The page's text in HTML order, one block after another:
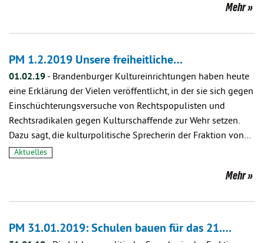
Mehr
PM 1.2.2019 Unsere freiheitliche…
01.02.19 - Brandenburger Kultureinrichtungen haben heute
eine Erklärung der Vielen veröffentlicht, in der sie sich gegen
Einschüchterungsversuche von Rechtspopulisten und
Rechtsradikalen gegen Kulturschaffende zur Wehr setzen.
Dazu sagt, die kulturpolitische Sprecherin der Fraktion von…
Aktuelles
Mehr
PM 31.01.2019: Schulen bauen für das 21.…